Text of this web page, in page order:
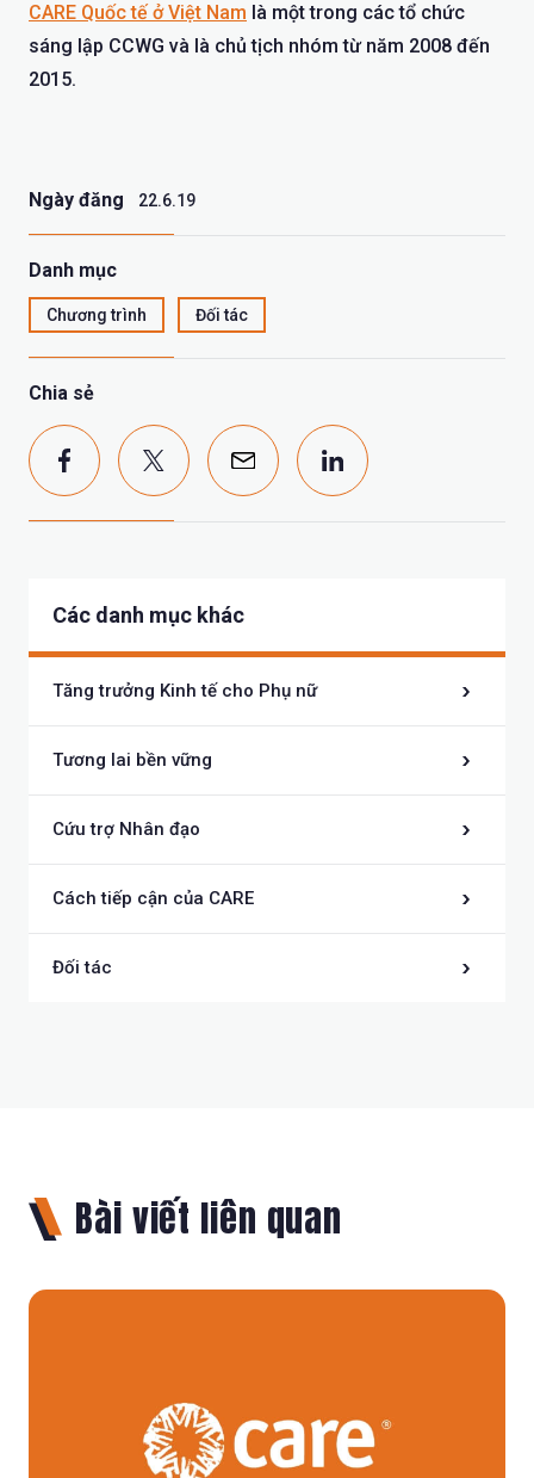
CARE Quốc tế ở Việt Nam là một trong các tổ chức
sáng lập CCWG và là chủ tịch nhóm từ năm 2008 đến
2015.
Ngày đăng 22.6.19
Danh mục
Chương trình Đối tác
Chia sẻ
Các danh mục khác
Tăng trưởng Kinh tế cho Phụ nữ
Tương lai bền vững
Cứu trợ Nhân đạo
Cách tiếp cận của CARE
Đối tác
Bài viết liên quan